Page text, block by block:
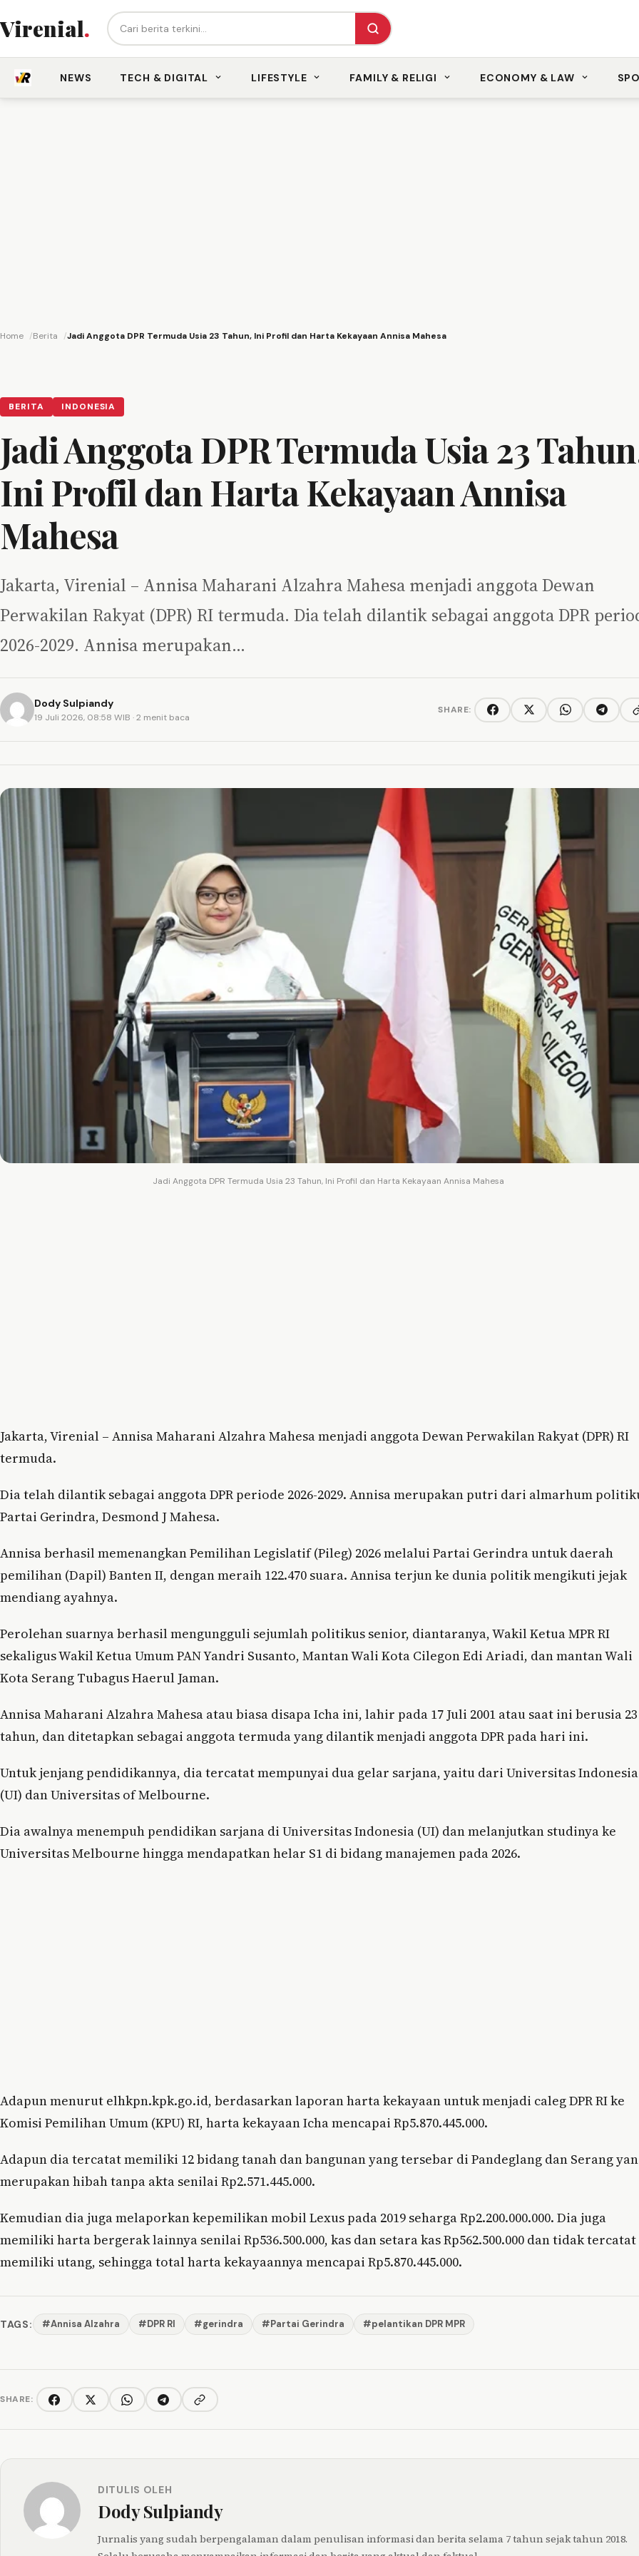
Virenial. Cari berita...
NEWS TECH & DIGITAL LIFESTYLE FAMILY & RELIGI ECONOMY & LAW
Home Berita Jadi Anggota DPR Termuda Usia 23 Tahun, Ini Profil dan Harta Kekayaan Annisa Mahesa
BERITA INDONESIA
Jadi Anggota DPR Termuda Usia 23
Ini Profil dan Harta Kekayaan Annisa
Mahesa
Jakarta, Virenial – Annisa Maharani Alzahra Mahesa menjadi anggota Dewan
Perwakilan Rakyat (DPR) RI termuda. Dia telah dilantik sebagai anggota DPR
2026-2029. Annisa merupakan…
Dody Sulpiandy
19 Juli 2026, 08:58 WIB · 2 menit baca
SHARE: FacebookTwitter/XWhatsAppTelegram
Jadi Anggota DPR Termuda Usia 23 Tahun, Ini Profil dan Harta Kekayaan Annisa Mahesa
Jakarta, Virenial – Annisa Maharani Alzahra Mahesa menjadi anggota Dewan Perwakilan Rakyat (DPR) RI
termuda.
Dia telah dilantik sebagai anggota DPR periode 2026-2029. Annisa merupakan putri dari almarhum
Partai Gerindra, Desmond J Mahesa.
Annisa berhasil memenangkan Pemilihan Legislatif (Pileg) 2026 melalui Partai Gerindra untuk daerah
pemilihan (Dapil) Banten II, dengan meraih 122.470 suara. Annisa terjun ke dunia politik mengikuti jejak
mendiang ayahnya.
Perolehan suarnya berhasil mengungguli sejumlah politikus senior, diantaranya, Wakil Ketua MPR RI
sekaligus Wakil Ketua Umum PAN Yandri Susanto, Mantan Wali Kota Cilegon Edi Ariadi, dan mantan Wali
Kota Serang Tubagus Haerul Jaman.
Annisa Maharani Alzahra Mahesa atau biasa disapa Icha ini, lahir pada 17 Juli 2001 atau saat ini berusia 23
tahun, dan ditetapkan sebagai anggota termuda yang dilantik menjadi anggota DPR pada hari ini.
Untuk jenjang pendidikannya, dia tercatat mempunyai dua gelar sarjana, yaitu dari Universitas Indonesia
(UI) dan Universitas of Melbourne.
Dia awalnya menempuh pendidikan sarjana di Universitas Indonesia (UI) dan melanjutkan studinya ke
Universitas Melbourne hingga mendapatkan helar S1 di bidang manajemen pada 2026.
Adapun menurut elhkpn.kpk.go.id, berdasarkan laporan harta kekayaan untuk menjadi caleg DPR RI ke
Komisi Pemilihan Umum (KPU) RI, harta kekayaan Icha mencapai Rp5.870.445.000.
Adapun dia tercatat memiliki 12 bidang tanah dan bangunan yang tersebar di Pandeglang dan Serang
merupakan hibah tanpa akta senilai Rp2.571.445.000.
Kemudian dia juga melaporkan kepemilikan mobil Lexus pada 2019 seharga Rp2.200.000.000. Dia juga
memiliki harta bergerak lainnya senilai Rp536.500.000, kas dan setara kas Rp562.500.000 dan tidak tercatat
memiliki utang, sehingga total harta kekayaannya mencapai Rp5.870.445.000.
TAGS: #Annisa Alzahra #DPR RI #gerindra #Partai Gerindra #pelantikan DPR MPR
SHARE: FacebookTwitter/XWhatsAppTelegramCopy link
DITULIS OLEH
Dody Sulpiandy
Jurnalis yang sudah berpengalaman dalam penulisan informasi dan berita selama 7 tahun sejak tahun 2018.